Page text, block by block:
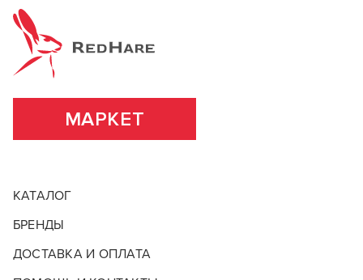
МАРКЕТ
КАТАЛОГ
БРЕНДЫ
ДОСТАВКА И ОПЛАТА